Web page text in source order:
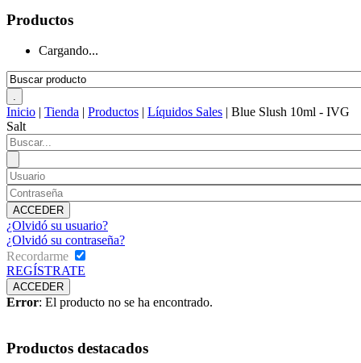
Productos
Cargando...
Inicio | Tienda | Productos | Líquidos Sales | Blue Slush 10ml - IVG
Salt
¿Olvidó su usuario?
¿Olvidó su contraseña?
Recordarme
REGÍSTRATE
Error: El producto no se ha encontrado.
Productos destacados